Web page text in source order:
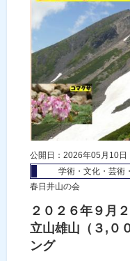
公開日：2026年05月10日
学術・文化・芸術
春日井山の会
２０２６年９月
立山雄山（３,０
ング